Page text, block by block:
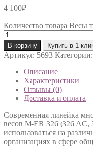
4 100₽
Количество товара Весы
В корзину Купить в 1
Артикул: 5693 Категории:
Описание
Характеристики
Отзывы (0)
Доставка и оплата
Современная линейка
весов M-ER 326 (326
использоваться на
организациях в сфере